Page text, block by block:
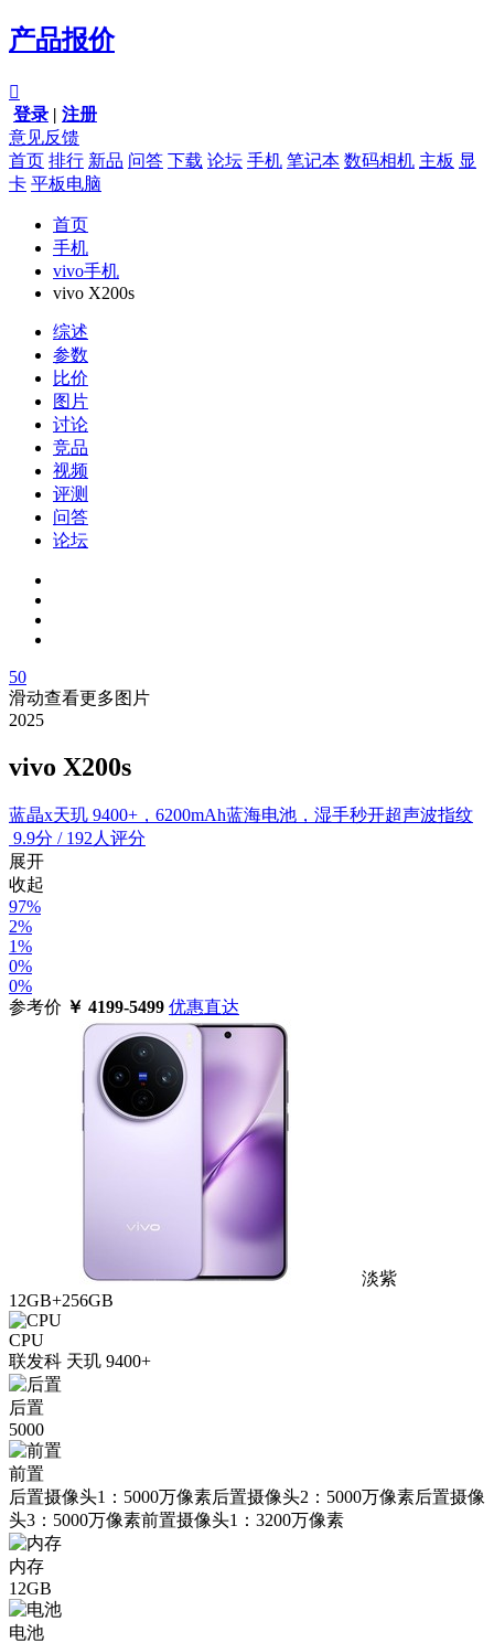
产品报价

登录 | 注册
意见反馈
首页 排行 新品 问答 下载 论坛 手机 笔记本 数码相机 主板 显
卡 平板电脑
首页
手机
vivo手机
vivo X200s
综述
参数
比价
图片
讨论
竞品
视频
评测
问答
论坛
50
滑动查看更多图片
2025
vivo X200s
蓝晶x天玑 9400+，6200mAh蓝海电池，湿手秒开超声波指纹
9.9分 / 192人评分
展开
收起
97%
2%
1%
0%
0%
参考价 ￥ 4199-5499 优惠直达
淡紫
12GB+256GB
CPU
联发科 天玑 9400+
后置
5000
前置
后置摄像头1：5000万像素后置摄像头2：5000万像素后置摄像
头3：5000万像素前置摄像头1：3200万像素
内存
12GB
电池